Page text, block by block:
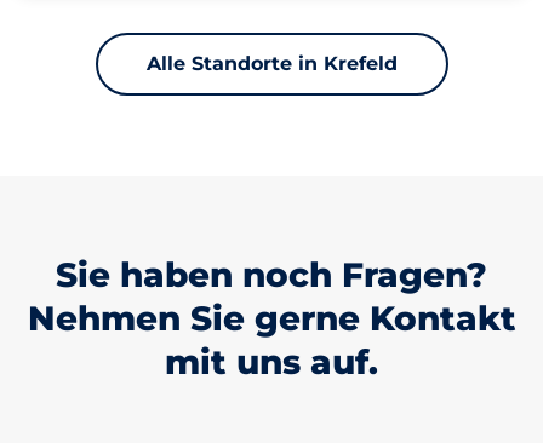
Alle Standorte in Krefeld
Sie haben noch Fragen?
Nehmen Sie gerne Kontakt
mit uns auf.